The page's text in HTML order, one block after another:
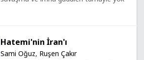
Hatemi'nin İran'ı
Sami Oğuz, Ruşen Çakır